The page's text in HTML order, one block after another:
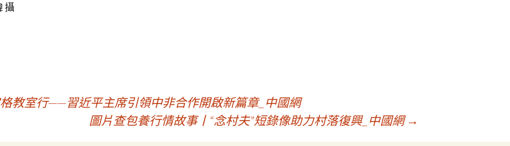
攝
教室行——習近平主席引領中非合作開啟新篇章_中國網
圖片查包養行情故事丨“念村夫”短錄像助力村落復興_中國網 →